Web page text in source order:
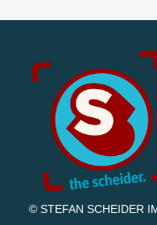
© STEFAN SCHEIDER